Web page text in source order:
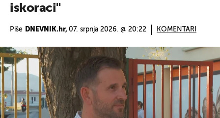
iskoraci"
Piše DNEVNIK.hr, 07. srpnja 2026. @ 20:22 KOMENTARI